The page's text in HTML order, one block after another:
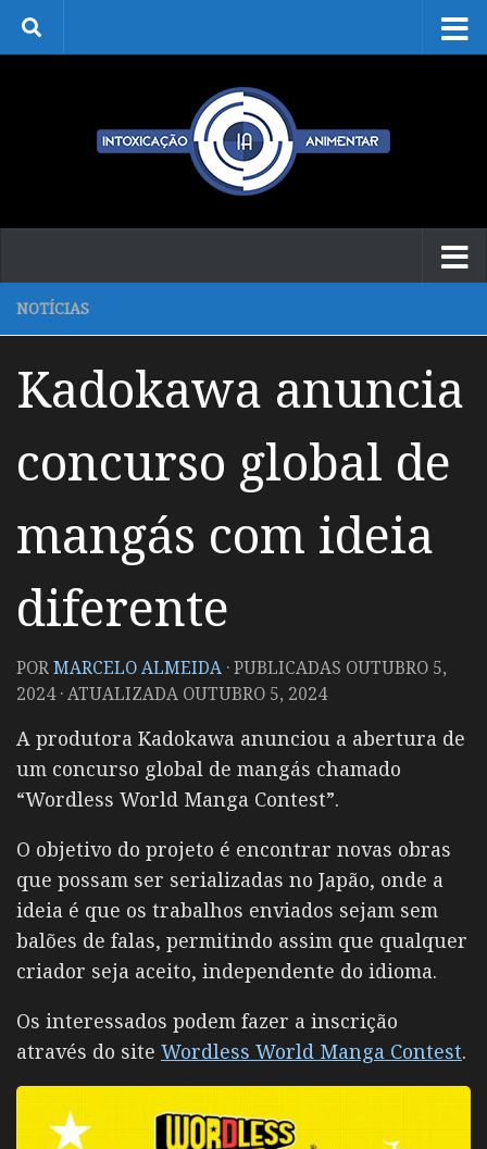
Skip to content
NOTÍCIAS
Kadokawa anuncia
concurso global de
mangás com ideia
diferente
PORMARCELO ALMEIDA · PUBLICADAS OUTUBRO 5,
2024· ATUALIZADA OUTUBRO 5, 2024
A produtora Kadokawa anunciou a abertura de
um concurso global de mangás chamado
“Wordless World Manga Contest”.
O objetivo do projeto é encontrar novas obras
que possam ser serializadas no Japão, onde a
ideia é que os trabalhos enviados sejam sem
balões de falas, permitindo assim que qualquer
criador seja aceito, independente do idioma.
Os interessados podem fazer a inscrição
através do site Wordless World Manga Contest.